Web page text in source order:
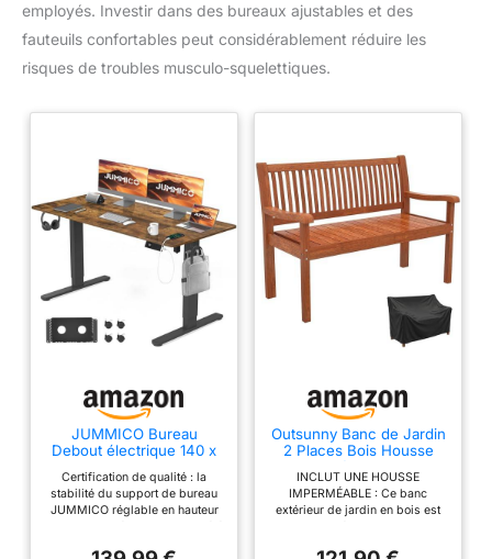
employés. Investir dans des bureaux ajustables et des
fauteuils confortables peut considérablement réduire les
risques de troubles musculo-squelettiques.
JUMMICO Bureau
Debout électrique 140 x
Charge, Bureau
d'ordinateur réglable en
Hauteur avec Plateau de
Debout Ergonomique,
Certification de qualité : la
stabilité du support de bureau
JUMMICO réglable en hauteur
Outsunny Banc de Jardin
2 Places Bois Housse
Clair
INCLUT UNE HOUSSE
IMPERMÉABLE : Ce banc
extérieur de jardin en bois est